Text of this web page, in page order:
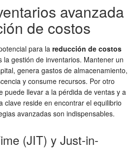
avanzada
de costos
para la reducción de costos
gestión de inventarios. Mantener un
genera gastos de almacenamiento,
y consume recursos. Por otro
puede llevar a la pérdida de ventas y a
clave reside en encontrar el equilibrio
avanzadas son indispensables.
(JIT) y Just-in-